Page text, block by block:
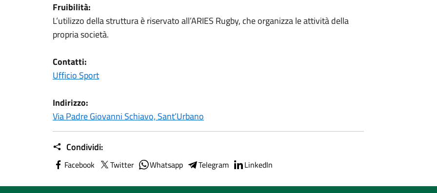
Fruibilità:
L’utilizzo della struttura è riservato all’ARIES Rugby, che organizza le attività della
propria società.
Contatti:
Ufficio Sport
Indirizzo:
Via Padre Giovanni Schiavo, Sant’Urbano
Condividi:
Facebook Twitter Whatsapp Telegram LinkedIn